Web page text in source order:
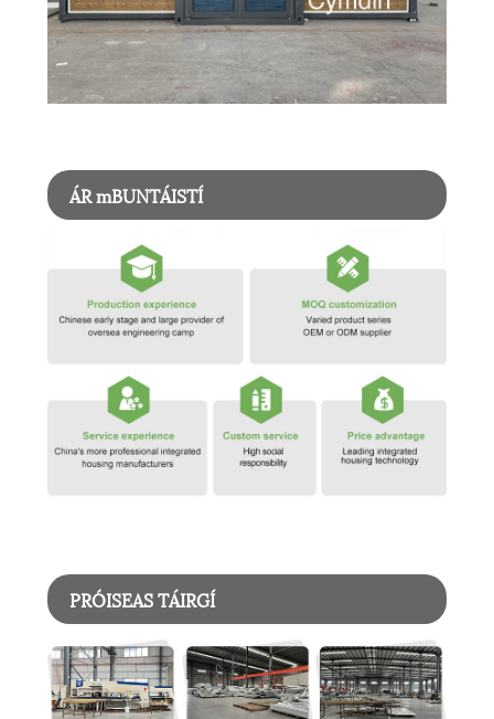
ÁR mBUNTÁISTÍ
PRÓISEAS TÁIRGÍ